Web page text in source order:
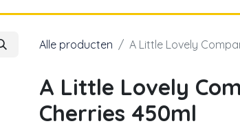
Alle producten A Little Lovely
A Little Lovely
Cherries 450ml